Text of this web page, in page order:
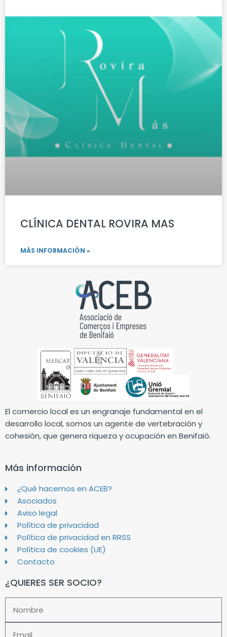
CLÍNICA DENTAL ROVIRA MAS
MÁS INFORMACIÓN »
El comercio local es un engranaje fundamental en el
desarrollo local, somos un agente de vertebración y
cohesión, que genera riqueza y ocupación en Benifaió.
Más información
¿Qué hacemos en ACEB?
Asociados
Aviso legal
Política de privacidad
Política de privacidad en RRSS
Política de cookies (UE)
Contacto
¿QUIERES SER SOCIO?